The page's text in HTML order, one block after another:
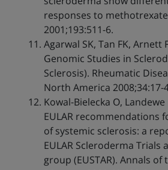
responses to
2001;193:511-6.
Agarwal SK, Tan FK, Arnett
Genomic Studies in
Sclerosis). Rheumatic
North America 2008;34:17-
Kowal-Bielecka O, Landewe
EULAR recommendations
of systemic sclerosis: a
EULAR Scleroderma Trials
group (EUSTAR). Annals of